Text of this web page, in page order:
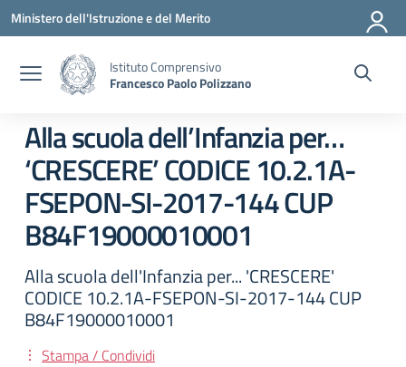
Vai ai contenuti
Vai al menu di navigazione
Vai al footer
Ministero dell'Istruzione e del Merito
Istituto Comprensivo
Francesco Paolo Polizzano
Alla scuola dell’Infanzia per…
‘CRESCERE’ CODICE 10.2.1A-
FSEPON-SI-2017-144 CUP
B84F19000010001
Alla scuola dell'Infanzia per... 'CRESCERE'
CODICE 10.2.1A-FSEPON-SI-2017-144 CUP
B84F19000010001
Stampa / Condividi